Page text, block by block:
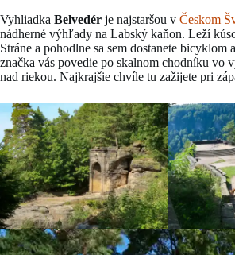
Vyhliadka Belvedér je najstaršou v Českom
nádherné výhľady na Labský kaňon. Leží
Stráne a pohodlne sa sem dostanete bicyklom
značka vás povedie po skalnom chodníku vo
nad riekou. Najkrajšie chvíle tu zažijete pri